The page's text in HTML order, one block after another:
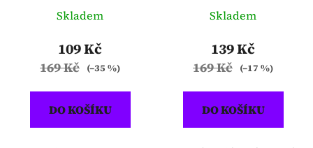
Skladem
109 Kč
169 Kč (–35 %)
DO KOŠÍKU
Skladem
139 Kč
169 Kč (–17 %)
DO KOŠÍKU